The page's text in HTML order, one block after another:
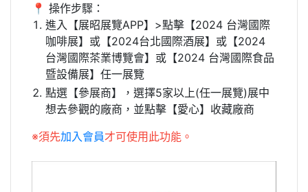
📍 操作步驟：
進入【展昭展覽APP】>點擊【2024 台灣國際
咖啡展】或【2024台北國際酒展】或【2024
台灣國際茶業博覽會】或【2024 台灣國際食品
暨設備展】任一展覽
點選【參展商】，選擇5家以上(任一展覽)展中
想去參觀的廠商，並點擊【愛心】收藏廠商
※須先加入會員才可使用此功能。